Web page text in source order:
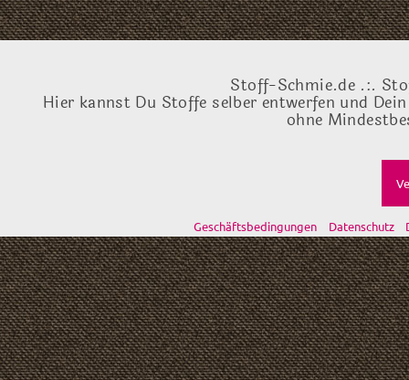
Stoff-Schmie.de .:.
Hier kannst Du Stoffe selber entwerfen und
ohne
Geschäftsbedingungen Datenschutz